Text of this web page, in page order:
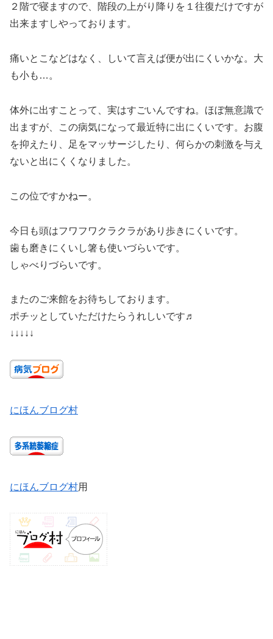
２階で寝ますので、階段の上がり降りを１往復だけですが
出来ますしやっております。
痛いとこなどはなく、しいて言えば便が出にくいかな。大
も小も…。
体外に出すことって、実はすごいんですね。ほぼ無意識で
出ますが、この病気になって最近特に出にくいです。お腹
を抑えたり、足をマッサージしたり、何らかの刺激を与え
ないと出にくくなりました。
この位ですかねー。
今日も頭はフワフワクラクラがあり歩きにくいです。
歯も磨きにくいし箸も使いづらいです。
しゃべりづらいです。
またのご来館をお待ちしております。
ポチッとしていただけたらうれしいです♬
↓↓↓↓↓
にほんブログ村
にほんブログ村用